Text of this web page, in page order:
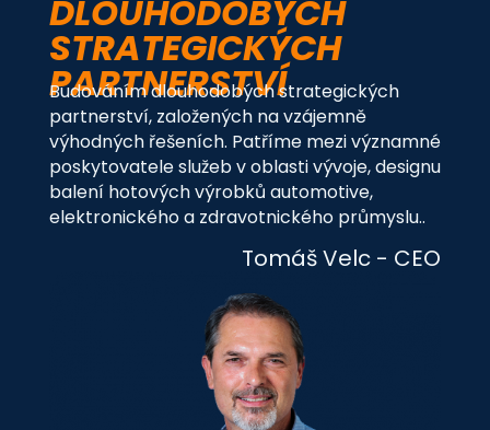
DLOUHODOBÝCH
STRATEGICKÝCH
PARTNERSTVÍ
Budováním dlouhodobých strategických
partnerství, založených na vzájemně
výhodných řešeních. Patříme mezi významné
poskytovatele služeb v oblasti vývoje, designu
balení hotových výrobků automotive,
elektronického a zdravotnického průmyslu..
Tomáš Velc - CEO